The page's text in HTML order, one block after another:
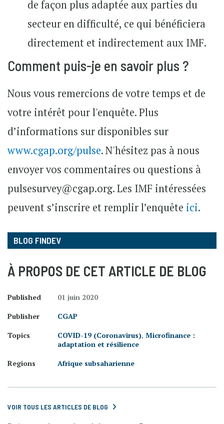
de façon plus adaptée aux parties du
secteur en difficulté, ce qui bénéficiera
directement et indirectement aux IMF.
Comment puis-je en savoir plus ?
Nous vous remercions de votre temps et de
votre intérêt pour l'enquête. Plus
d’informations sur disponibles sur
www.cgap.org/pulse. N'hésitez pas à nous
envoyer vos commentaires ou questions à
pulsesurvey@cgap.org. Les IMF intéressées
peuvent s’inscrire et remplir l’enquête ici.
BLOG FINDEV
À PROPOS DE CET ARTICLE DE BLOG
Published
01 juin 2020
Publisher
CGAP
Topics
COVID-19 (Coronavirus), Microfinance :
adaptation et résilience
Regions
Afrique subsaharienne
VOIR TOUS LES ARTICLES DE BLOG